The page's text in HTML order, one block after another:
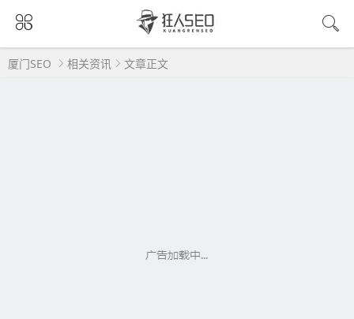
厦门SEO 相关资讯 文章正文